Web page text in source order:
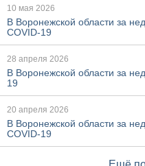
10 мая 2026
В Воронежской области за
COVID-19
28 апреля 2026
В Воронежской области за
19
20 апреля 2026
В Воронежской области за
COVID-19